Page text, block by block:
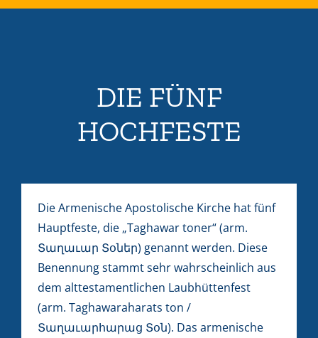
DIE FÜNF
HOCHFESTE
Die Armenische Apostolische Kirche hat fünf
Hauptfeste, die „Taghawar toner“ (arm.
Տաղաւար Տօներ) genannt werden. Diese
Benennung stammt sehr wahrscheinlich aus
dem alttestamentlichen Laubhüttenfest
(arm. Taghawaraharats ton /
Տաղաւարհարաց Տօն). Das armenische